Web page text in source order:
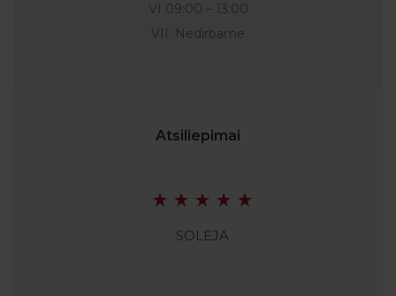
VI 09:00 – 13:00
VII: Nedirbame
Atsiliepimai
SOLĖJA